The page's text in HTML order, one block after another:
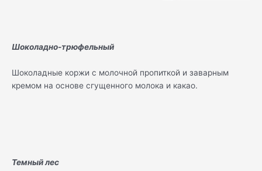
Шоколадно-трюфельный
Шоколадные коржи с молочной пропиткой и заварным
кремом на основе сгущенного молока и какао.
Темный лес